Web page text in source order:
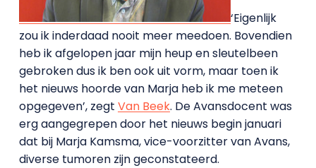
‘Eigenlijk
zou ik inderdaad nooit meer meedoen. Bovendien
heb ik afgelopen jaar mijn heup en sleutelbeen
gebroken dus ik ben ook uit vorm, maar toen ik
het nieuws hoorde van Marja heb ik me meteen
opgegeven’, zegt Van Beek. De Avansdocent was
erg aangegrepen door het nieuws begin januari
dat bij Marja Kamsma, vice-voorzitter van Avans,
diverse tumoren zijn geconstateerd.